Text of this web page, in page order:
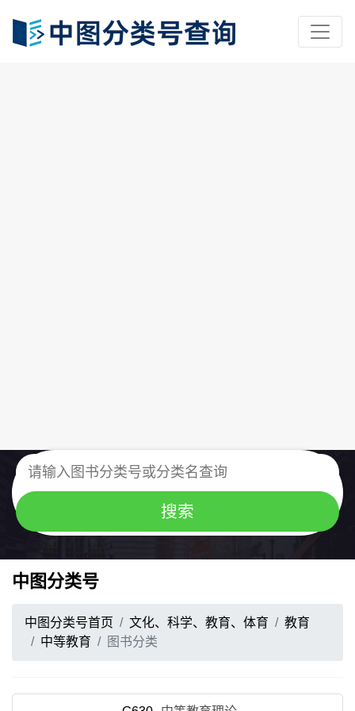
中图分类号
中图分类号首页 文化、科学、教育、体育
教育
中等教育
图书分类